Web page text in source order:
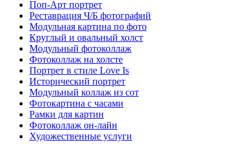
Поп-Арт портрет
Реставрация Ч/Б фотографий
Модульная картина по фото
Круглый и овальный холст
Модульный фотоколлаж
Фотоколлаж на холсте
Портрет в стиле Love Is
Исторический портрет
Модульный коллаж из сот
Фотокартина с часами
Рамки для картин
Фотоколлаж он-лайн
Художественные услуги